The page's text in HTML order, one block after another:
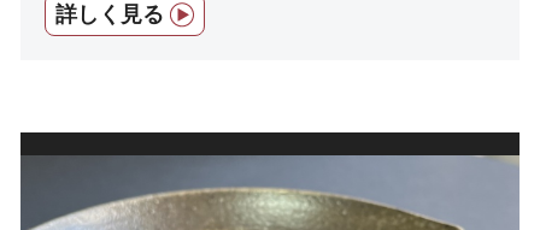
詳しく見る